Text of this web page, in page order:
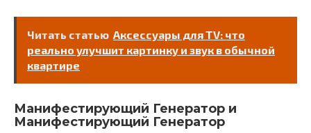
Читать статью Аксессуары для TV: что
реально улучшит картинку и звук в обычной
квартире
Манифестирующий Генератор и
Манифестирующий Генератор